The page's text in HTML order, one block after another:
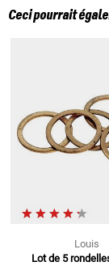
Ceci pourrait
Louis
Lot de 5